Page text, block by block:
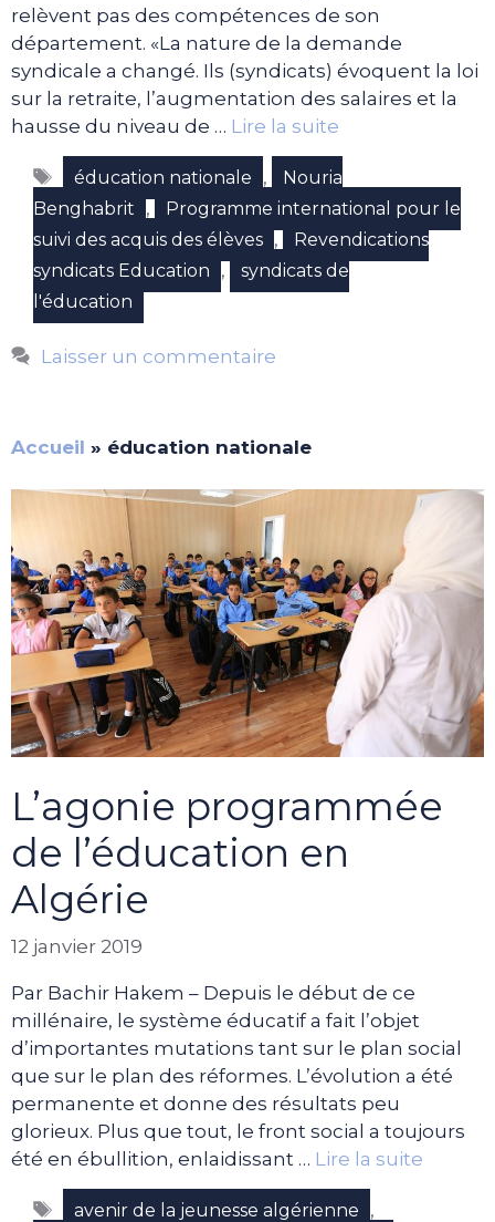
relèvent pas des compétences de son
département. «La nature de la demande
syndicale a changé. Ils (syndicats) évoquent la loi
sur la retraite, l’augmentation des salaires et la
hausse du niveau de … Lire la suite
Étiquettes
éducation nationale ,
Nouria
Benghabrit
,
Programme international pour le
suivi des acquis des élèves ,
Revendications
syndicats Education
,
syndicats de
l'éducation
Laisser un commentaire
Accueil » éducation nationale
L’agonie programmée
de l’éducation en
Algérie
12 janvier 2019
Par Bachir Hakem – Depuis le début de ce
millénaire, le système éducatif a fait l’objet
d’importantes mutations tant sur le plan social
que sur le plan des réformes. L’évolution a été
permanente et donne des résultats peu
glorieux. Plus que tout, le front social a toujours
été en ébullition, enlaidissant … Lire la suite
Étiquettes
avenir de la jeunesse algérienne ,